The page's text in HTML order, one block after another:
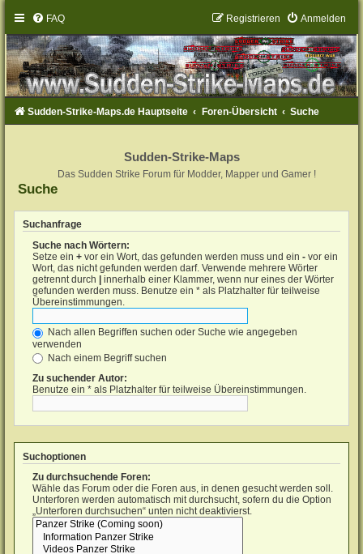
FAQ Anmelden
Registrieren
Sudden-Strike-Maps.de Hauptseite Foren-Übersicht Suche
Sudden-Strike-Maps
Das Sudden Strike Forum für Modder, Mapper und Gamer !
Suche
Suchanfrage
Suche nach Wörtern:
Setze ein+ vor ein Wort, das gefunden werden muss und ein- vor ein
Wort, das nicht gefunden werden darf. Verwende mehrere Wörter
getrennt durch
innerhalb einer Klammer, wenn nur eines der Wörter
gefunden werden muss. Benutze ein * als Platzhalter für teilweise
Übereinstimmungen.
Nach allen Begriffen suchen oder Suche wie angegeben
verwenden
Nach einem Begriff suchen
Zu suchender Autor:
Benutze ein * als Platzhalter für teilweise Übereinstimmungen.
Suchoptionen
Zu durchsuchende Foren:
Wähle das Forum oder die Foren aus, in denen gesucht werden soll.
Unterforen werden automatisch mit durchsucht, sofern du die Option
„Unterforen durchsuchen“ unten nicht deaktivierst.